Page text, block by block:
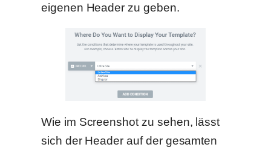
eigenen Header zu geben.
Wie im Screenshot zu sehen, lässt
sich der Header auf der gesamten